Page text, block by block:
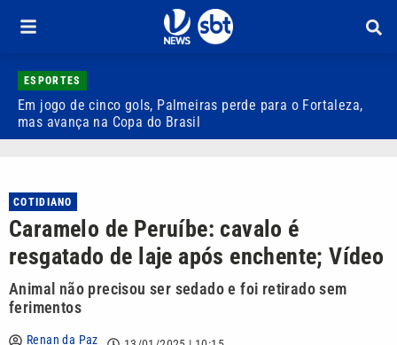
ESPORTES
Em jogo de cinco gols, Palmeiras perde para o Fortaleza,
mas avança na Copa do Brasil
COTIDIANO
Caramelo de Peruíbe: cavalo é
resgatado de laje após enchente; Vídeo
Animal não precisou ser sedado e foi retirado sem
ferimentos
Renan da Paz